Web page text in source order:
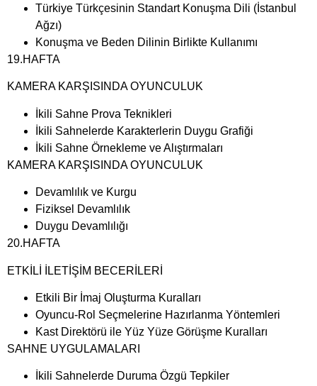
Türkiye Türkçesinin Standart Konuşma Dili (İstanbul
Ağzı)
Konuşma ve Beden Dilinin Birlikte Kullanımı
19.HAFTA
KAMERA KARŞISINDA OYUNCULUK
İkili Sahne Prova Teknikleri
İkili Sahnelerde Karakterlerin Duygu Grafiği
İkili Sahne Örnekleme ve Alıştırmaları
KAMERA KARŞISINDA OYUNCULUK
Devamlılık ve Kurgu
Fiziksel Devamlılık
Duygu Devamlılığı
20.HAFTA
ETKİLİ İLETİŞİM BECERİLERİ
Etkili Bir İmaj Oluşturma Kuralları
Oyuncu-Rol Seçmelerine Hazırlanma Yöntemleri
Kast Direktörü ile Yüz Yüze Görüşme Kuralları
SAHNE UYGULAMALARI
İkili Sahnelerde Duruma Özgü Tepkiler